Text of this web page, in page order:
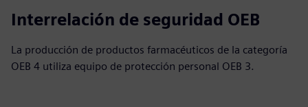
3/4
Interrelación de seguridad OEB
La producción de productos farmacéuticos de la categoría
OEB 4 utiliza equipo de protección personal OEB 3.